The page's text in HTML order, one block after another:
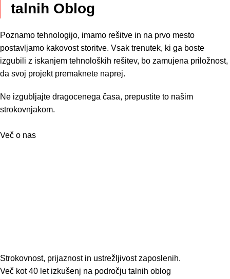
talnih Oblog
Poznamo tehnologijo, imamo rešitve in na prvo mesto
postavljamo kakovost storitve. Vsak trenutek, ki ga boste
izgubili z iskanjem tehnoloških rešitev, bo zamujena priložnost,
da svoj projekt premaknete naprej.
Ne izgubljajte dragocenega časa, prepustite to našim
strokovnjakom.
Več o nas
Strokovnost, prijaznost in ustrežljivost zaposlenih.
Več kot 40 let izkušenj na področju talnih oblog